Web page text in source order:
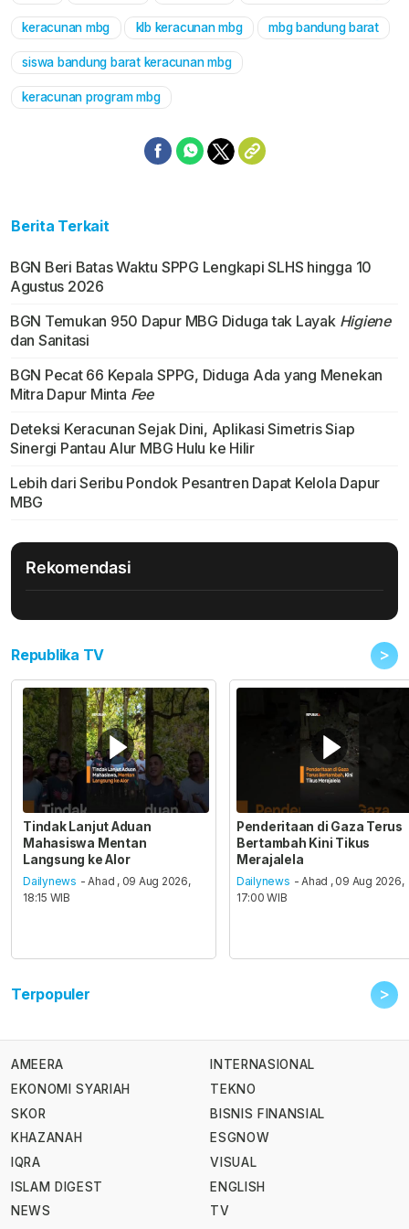
keracunan mbg klb keracunan mbg mbg bandung barat
siswa bandung barat keracunan mbg
keracunan program mbg
Berita Terkait
BGN Beri Batas Waktu SPPG Lengkapi SLHS hingga 10
Agustus 2026
BGN Temukan 950 Dapur MBG Diduga tak Layak Higiene
dan Sanitasi
BGN Pecat 66 Kepala SPPG, Diduga Ada yang Menekan
Mitra Dapur Minta Fee
Deteksi Keracunan Sejak Dini, Aplikasi Simetris Siap
Sinergi Pantau Alur MBG Hulu ke Hilir
Lebih dari Seribu Pondok Pesantren Dapat Kelola Dapur
MBG
Rekomendasi
Republika TV >
Tindak Lanjut Aduan
Mahasiswa Mentan
Langsung ke Alor
Dailynews - Ahad , 09 Aug 2026,
18:15 WIB
Penderitaan di Gaza Terus
Bertambah Kini Tikus
Merajalela
Dailynews - Ahad , 09 Aug 2026,
17:00 WIB
Terpopuler >
AMEERA
EKONOMI SYARIAH
SKOR
KHAZANAH
IQRA
ISLAM DIGEST
NEWS
INTERNASIONAL
TEKNO
BISNIS FINANSIAL
ESGNOW
VISUAL
ENGLISH
TV